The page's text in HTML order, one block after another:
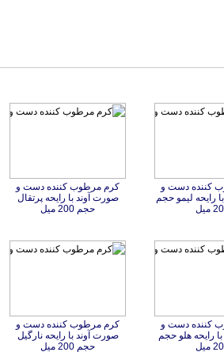
کننده دست و
رایحه لیمو حجم
میل
کرم مرطوب کننده دست و
صورت آوند با رایحه پرتقال
حجم 200 میل
کننده دست و
رایحه هلو حجم
میل
کرم مرطوب کننده دست و
صورت آوند با رایحه نارگیل
حجم 200 میل